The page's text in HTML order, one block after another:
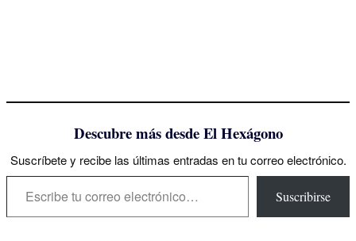
Descubre más desde El Hexágono
Suscríbete y recibe las últimas entradas en tu correo electrónico.
Escribe tu correo electrónico…
Suscribirse